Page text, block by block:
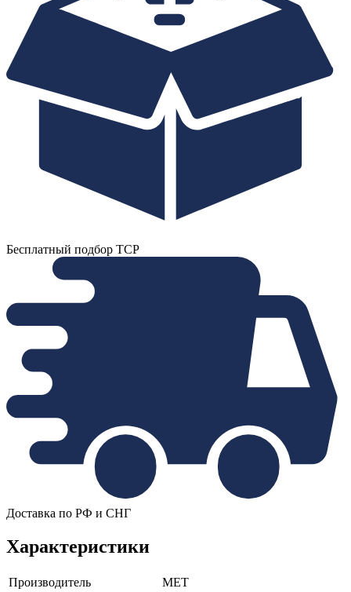
Бесплатный подбор ТСР
Доставка по РФ и СНГ
Характеристики
Производитель
МЕТ